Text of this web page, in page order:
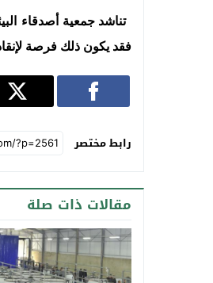
تناشد جمعية أصدقاء
فقد يكون ذلك فرصة
رابط مختصر
مقالات ذات صلة